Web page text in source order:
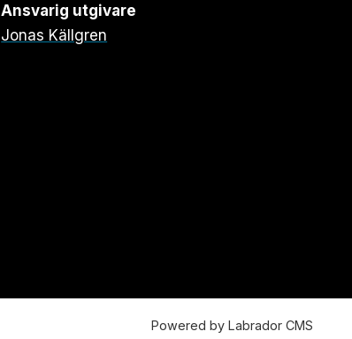
Ansvarig utgivare
Jonas Källgren
Powered by Labrador CMS